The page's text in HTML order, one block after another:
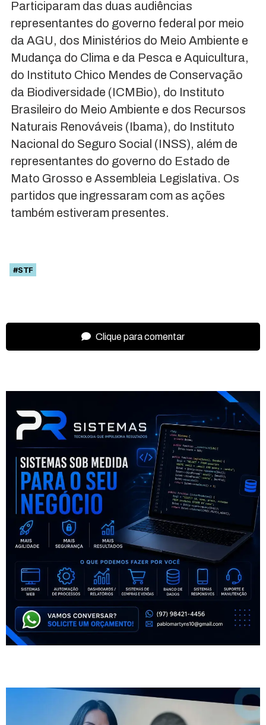
Participaram das duas audiências
representantes do governo federal por meio
da AGU, dos Ministérios do Meio Ambiente e
Mudança do Clima e da Pesca e Aquicultura,
do Instituto Chico Mendes de Conservação
da Biodiversidade (ICMBio), do Instituto
Brasileiro do Meio Ambiente e dos Recursos
Naturais Renováveis (Ibama), do Instituto
Nacional do Seguro Social (INSS), além de
representantes do governo do Estado de
Mato Grosso e Assembleia Legislativa. Os
partidos que ingressaram com as ações
também estiveram presentes.
#STF
Clique para comentar